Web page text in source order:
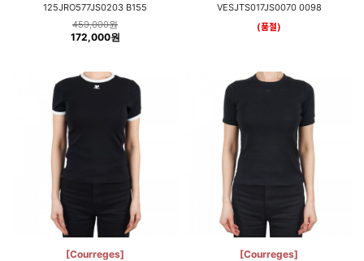
125JRO577JS0203 B155
459,000원
172,000원
VESJTS017JS0070 0098
(품절)
[Courreges] [Courreges]